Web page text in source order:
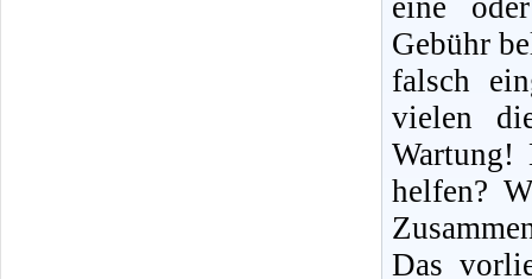
Gebühr
falsch
vielen
Wartung!
helfen?
Das